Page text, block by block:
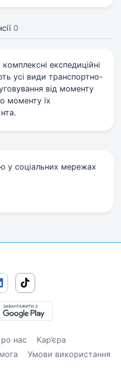
0
експедиційні
усі види транспортно-
від моменту
моменту їх
у соціальних мережах
link
нас
Кар’єра
Умови використання